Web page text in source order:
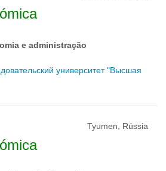
e administração
университет "Высшая
Tyumen, Rússia